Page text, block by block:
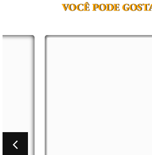
VOCÊ PODE